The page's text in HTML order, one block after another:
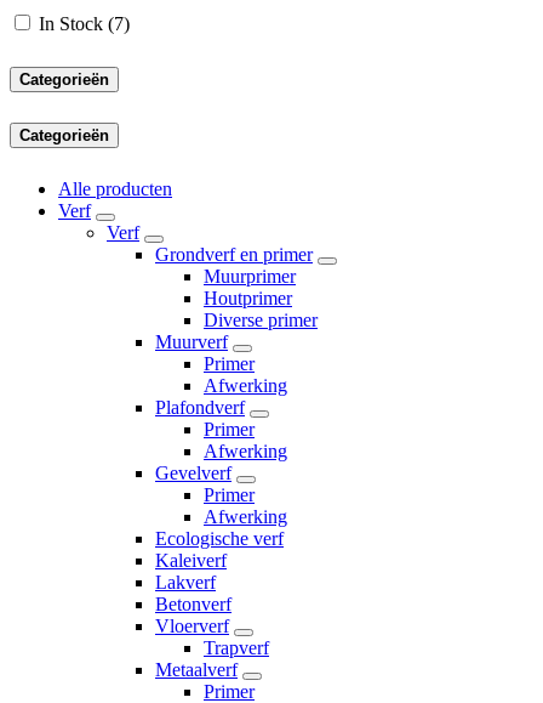
In Stock (7)
Categorieën
Categorieën
Alle producten
Verf
Verf
Grondverf en primer
Muurprimer
Houtprimer
Diverse primer
Muurverf
Primer
Afwerking
Plafondverf
Primer
Afwerking
Gevelverf
Primer
Afwerking
Ecologische verf
Kaleiverf
Lakverf
Betonverf
Vloerverf
Trapverf
Metaalverf
Primer